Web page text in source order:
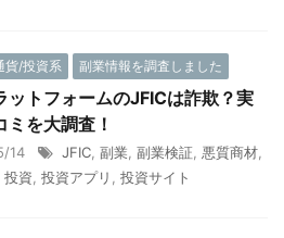
貨/投資系 副業情報を調査しました
ットフォームのJFICは詐欺？実
ミを大調査！
14 JFIC 副業 副業検証 悪質商材
投資 投資アプリ 投資サイト